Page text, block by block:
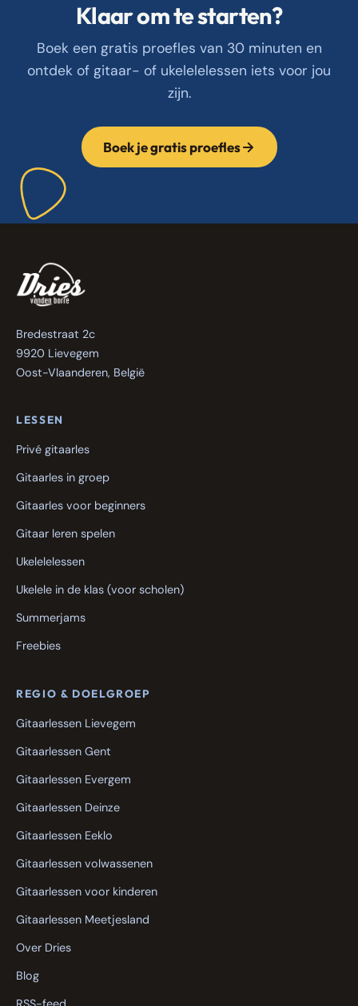
Klaar om te starten?
Boek een gratis proefles van 30 minuten en
ontdek of gitaar- of ukelelelessen iets voor jou
zijn.
Boek je gratis proefles
Bredestraat 2c
9920 Lievegem
Oost-Vlaanderen, België
LESSEN
Privé gitaarles
Gitaarles in groep
Gitaarles voor beginners
Gitaar leren spelen
Ukelelelessen
Ukelele in de klas (voor scholen)
Summerjams
Freebies
REGIO & DOELGROEP
Gitaarlessen Lievegem
Gitaarlessen Gent
Gitaarlessen Evergem
Gitaarlessen Deinze
Gitaarlessen Eeklo
Gitaarlessen volwassenen
Gitaarlessen voor kinderen
Gitaarlessen Meetjesland
Over Dries
Blog